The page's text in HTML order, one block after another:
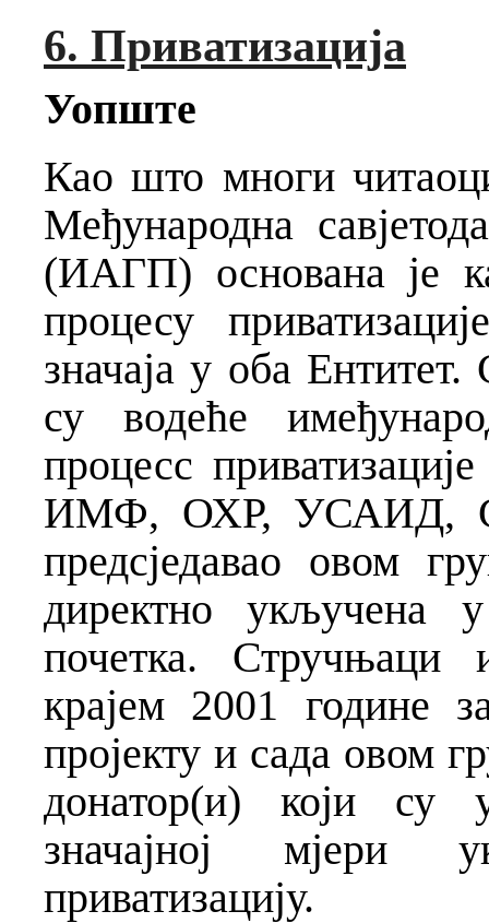
6. Приватизација
Уопште
Као што многи
Међународна
(ИАГП) основана је
процесу
значаја у оба
су водеће
процесс
ИМФ, ОХР, УСАИД,
предсједавао овом
директно
почетка.
крајем 2001 године
пројекту и сада овом
донатор(и) који су
значајној мјери
приватизацију.